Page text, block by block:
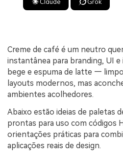
Creme de café é um neutro
instantânea para branding, UI
bege e espuma de latte —
layouts modernos, mas
ambientes acolhedores.
Abaixo estão ideias de paletas
prontas para uso com códigos
orientações práticas para
aplicações reais de design.